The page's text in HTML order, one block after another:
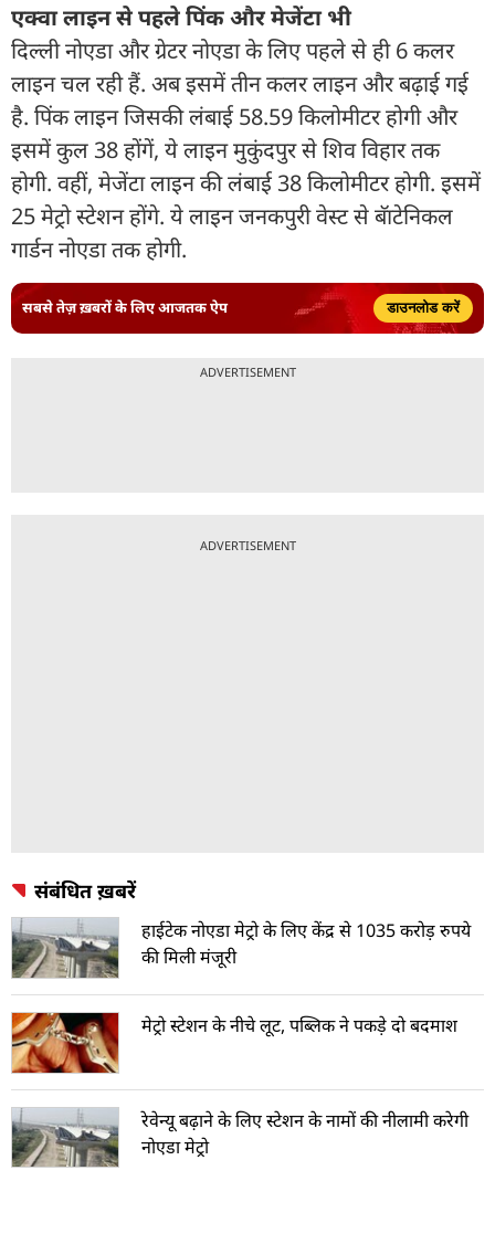
एक्वा लाइन से पहले पिंक और मेजेंटा भी
दिल्ली नोएडा और ग्रेटर नोएडा के लिए पहले से ही 6 कलर
लाइन चल रही हैं. अब इसमें तीन कलर लाइन और बढ़ाई गई
है. पिंक लाइन जिसकी लंबाई 58.59 किलोमीटर होगी और
इसमें कुल 38 होंगें, ये लाइन मुकुंदपुर से शिव विहार तक
होगी. वहीं, मेजेंटा लाइन की लंबाई 38 किलोमीटर होगी. इसमें
25 मेट्रो स्टेशन होंगे. ये लाइन जनकपुरी वेस्ट से बॅाटेनिकल
गार्डन नोएडा तक होगी.
सबसे तेज़ ख़बरों के लिए आजतक ऐप डाउनलोड करें
ADVERTISEMENT
ADVERTISEMENT
संबंधित ख़बरें
हाईटेक नोएडा मेट्रो के लिए केंद्र से 1035 करोड़ रुपये
की मिली मंजूरी
मेट्रो स्टेशन के नीचे लूट, पब्लिक ने पकड़े दो बदमाश
रेवेन्यू बढ़ाने के लिए स्टेशन के नामों की नीलामी करेगी
नोएडा मेट्रो